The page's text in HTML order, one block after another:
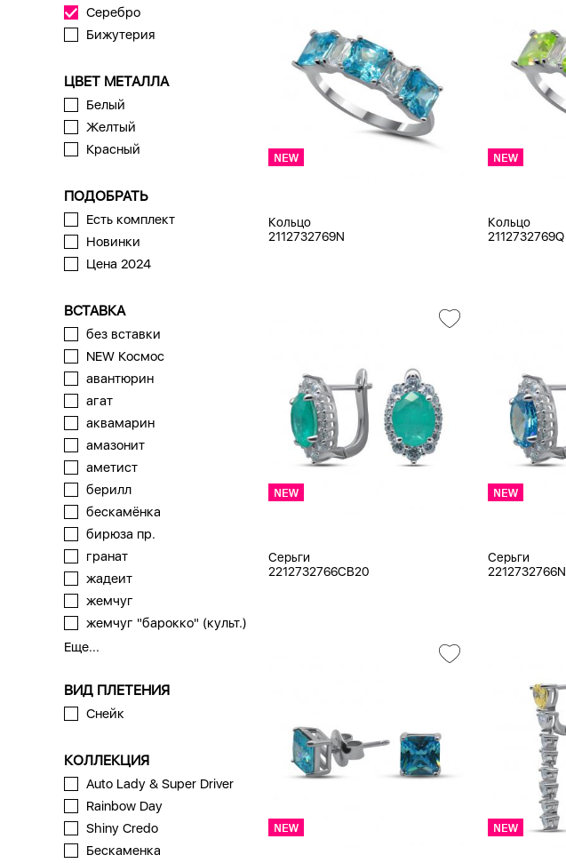
Серебро
Бижутерия
ЦВЕТ МЕТАЛЛА
Белый
Желтый
Красный
ПОДОБРАТЬ
Есть комплект
Новинки
Цена 2024
ВСТАВКА
без вставки
NEW Космос
авантюрин
агат
аквамарин
амазонит
аметист
берилл
бескамёнка
бирюза пр.
гранат
жадеит
жемчуг
жемчуг "барокко" (культ.)
Еще...
ВИД ПЛЕТЕНИЯ
Снейк
КОЛЛЕКЦИЯ
Auto Lady & Super Driver
Rainbow Day
Shiny Credo
Бескаменка
Кольцо
2112732769N
Кольцо
2112732769Q
Серьги
2212732766CB20
Серьги
2212732766N